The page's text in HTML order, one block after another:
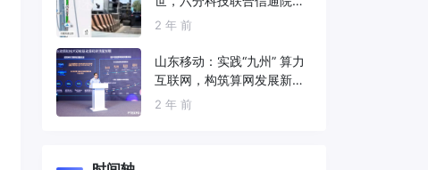
布免费服务
2 年 前
山东移动：实践“九州” 算力
互联网，构筑算网发展新底
座
2 年 前